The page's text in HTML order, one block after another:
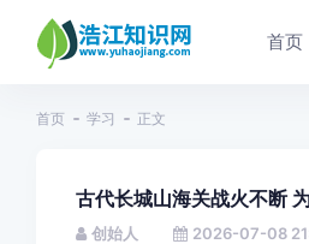
首页
首页 学习 正文
古代长城山海关战火不断
创始人 2026-07-08